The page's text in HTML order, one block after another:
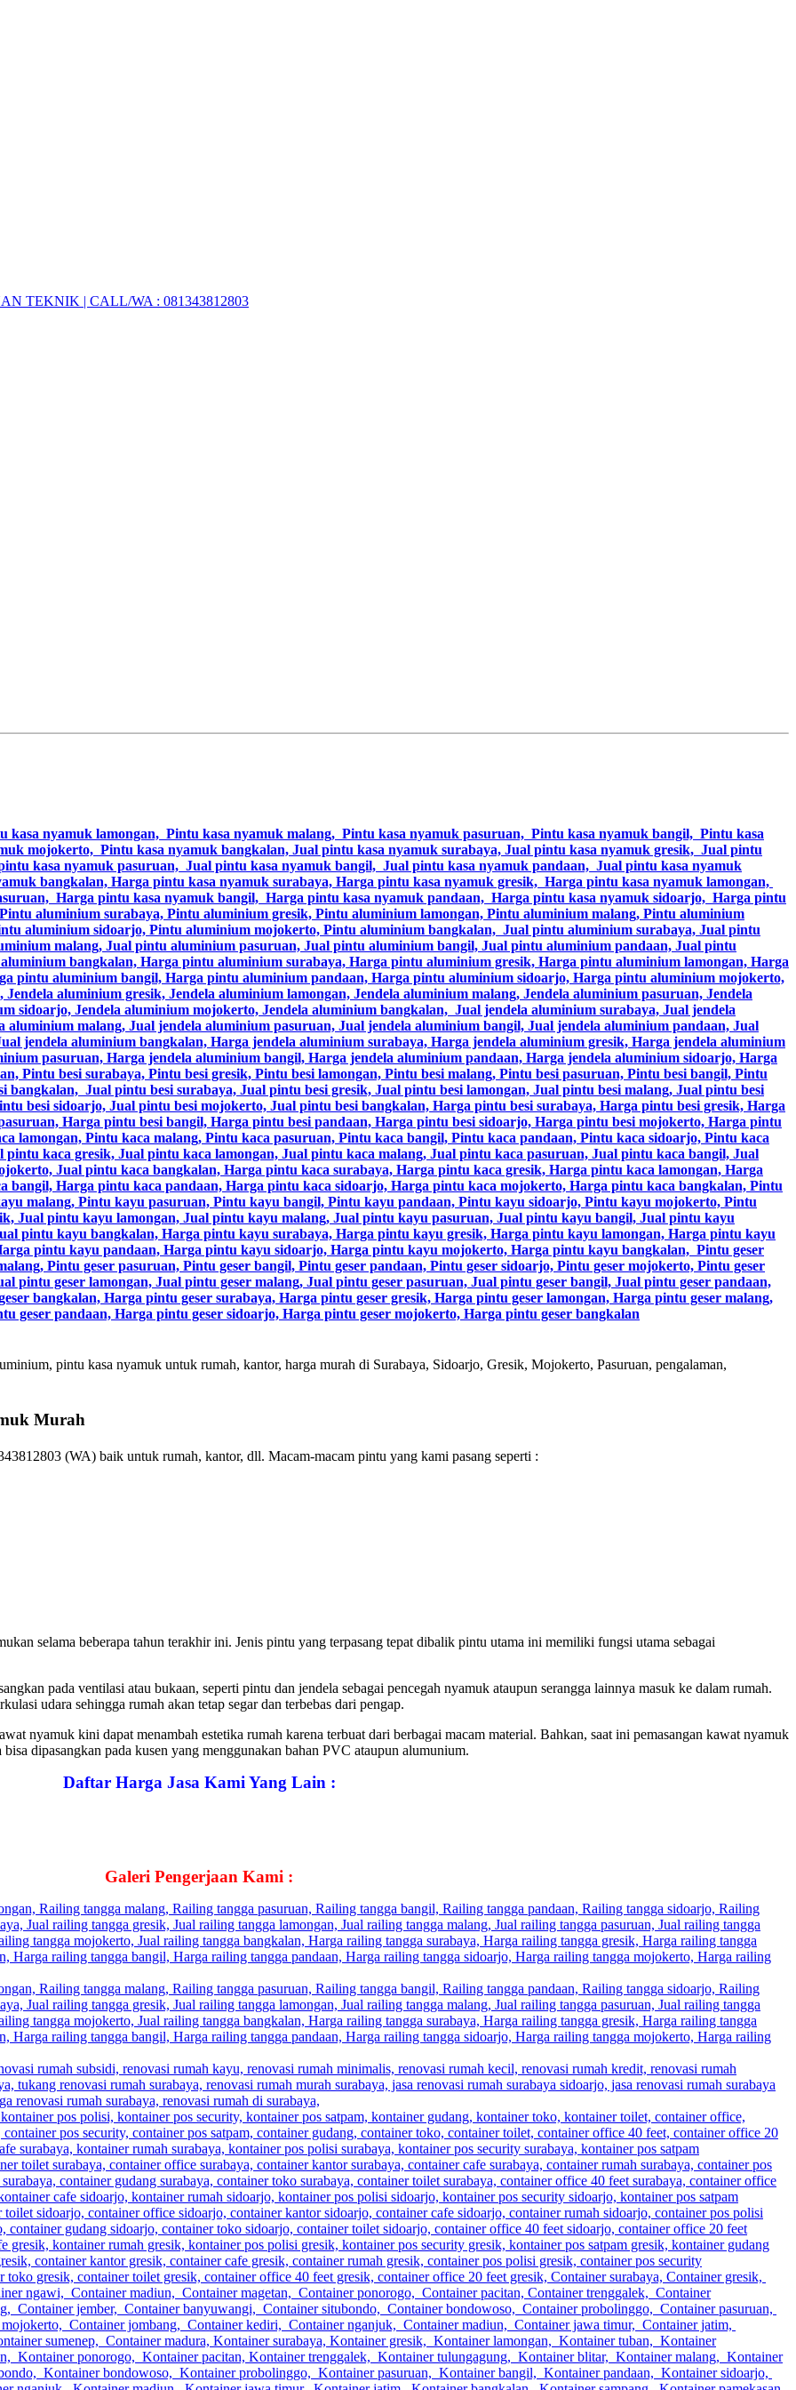
pintu kasa nyamuk untuk rumah, kantor, harga murah di Surabaya, Sidoarjo, Gresik, Mojokerto, Pasuruan, pengalaman,
Murah
(WA) baik untuk rumah, kantor, dll. Macam-macam pintu yang kami pasang seperti :
selama beberapa tahun terakhir ini. Jenis pintu yang terpasang tepat dibalik pintu utama ini memiliki fungsi utama sebagai
pada ventilasi atau bukaan, seperti pintu dan jendela sebagai pencegah nyamuk ataupun serangga lainnya masuk ke dalam rumah.
udara sehingga rumah akan tetap segar dan terbebas dari pengap.
nyamuk kini dapat menambah estetika rumah karena terbuat dari berbagai macam material. Bahkan, saat ini pemasangan kawat nyamuk
dipasangkan pada kusen yang menggunakan bahan PVC ataupun alumunium.
Daftar Harga Jasa Kami Yang Lain :
Galeri Pengerjaan Kami :